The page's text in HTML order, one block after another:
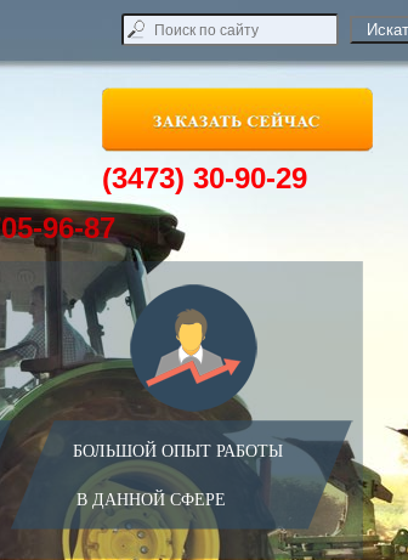
БОЛЬШОЙ ОПЫТ РАБОТЫ
В ДАННОЙ СФЕРЕ
96-87
(3473) 30-90-29